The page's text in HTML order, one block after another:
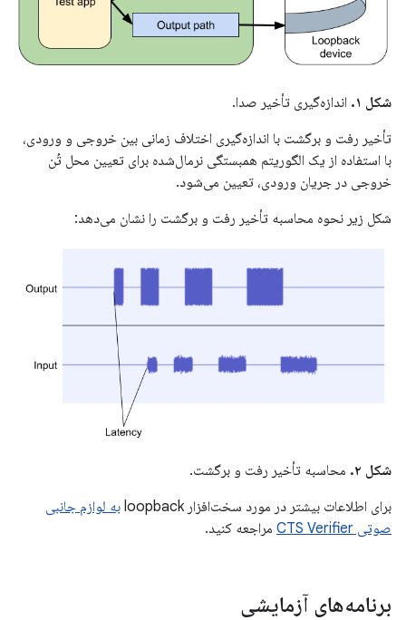
شکل ۱.
اندازه‌گیری تأخیر صدا.
تأخیر رفت و برگشت با اندازه‌گیری اختلاف زمانی بین خروجی و ورودی،
با استفاده از یک الگوریتم همبستگی نرمال‌شده برای تعیین محل تُن
خروجی در جریان ورودی، تعیین می‌شود.
شکل زیر نحوه محاسبه تأخیر رفت و برگشت را نشان می‌دهد:
شکل ۲.
محاسبه تأخیر رفت و برگشت.
برای اطلاعات بیشتر در مورد سخت‌افزار loopback
به لوازم جانبی
صوتی CTS Verifier
مراجعه کنید.
برنامه‌های آزمایشی